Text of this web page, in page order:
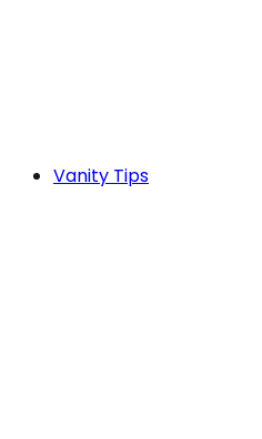
Vanity Tips